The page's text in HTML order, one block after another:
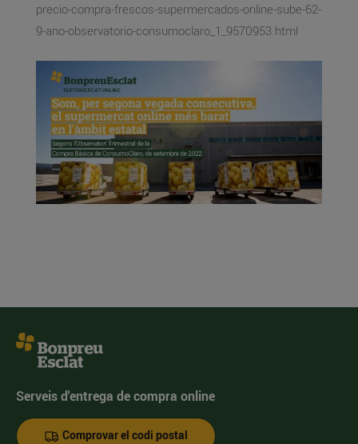
precio-compra-frescos-supermercados-online-sube-62-
9-ano-observatorio-consumoclaro_1_9570953.html
Serveis d'entrega de compra online
Comprovar el codi postal